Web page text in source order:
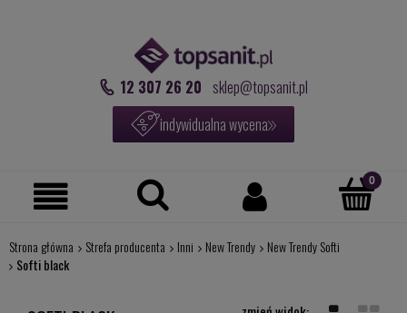
12 307 26 20 sklep@topsanit.pl
indywidualna wycena
Strona główna Strefa producenta Inni New Trendy
New Trendy Softi
Softi black